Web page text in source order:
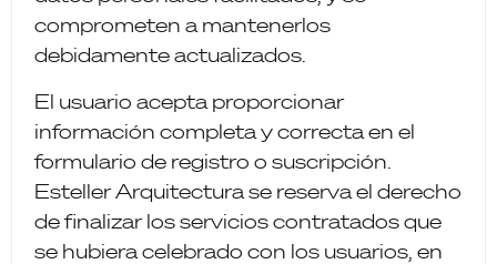
comprometen a mantenerlos
debidamente actualizados.
El usuario acepta proporcionar
información completa y correcta en el
formulario de registro o suscripción.
Esteller Arquitectura se reserva el derecho
de finalizar los servicios contratados que
se hubiera celebrado con los usuarios, en